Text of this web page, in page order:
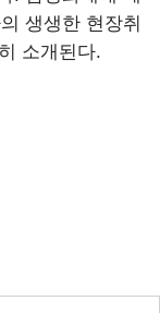
생생한 현장취
소개된다.